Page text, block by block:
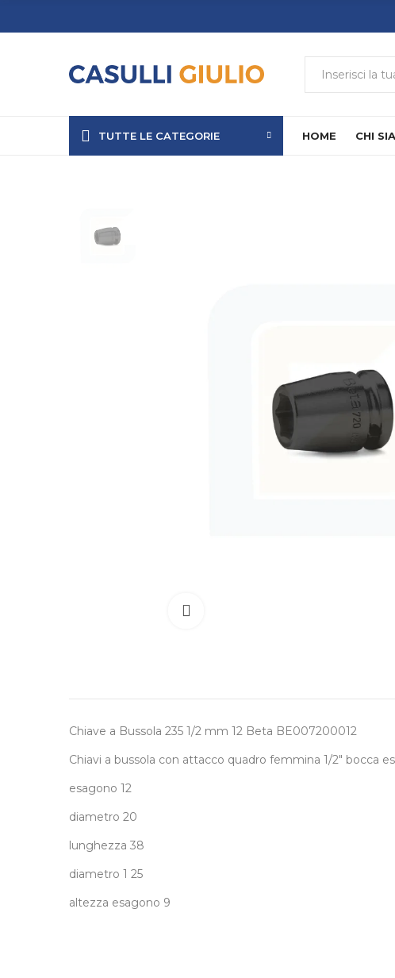
TUTTE LE CATEGORIE HOME CHI
Chiave a Bussola 235 1/2 mm 12 Beta BE007200012
Chiavi a bussola con attacco quadro femmina 1/2" bocca
esagono 12
diametro 20
lunghezza 38
diametro 1 25
altezza esagono 9